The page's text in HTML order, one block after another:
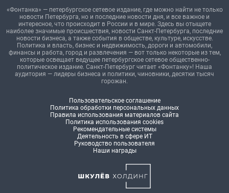
«Фонтанка» — петербургское сетевое издание, где можно найти не только
новости Петербурга, но и последние новости дня, и все важное и
интересное, что происходит в России и в мире. Здесь вы отыщете
наиболее значимые происшествия, новости Санкт-Петербурга, последние
новости бизнеса, а также события в обществе, культуре, искусстве.
Политика и власть, бизнес и недвижимость, дороги и автомобили,
финансы и работа, город и развлечения — вот только некоторые из тем,
которые освещает ведущее петербургское сетевое общественно-
политическое издание. Санкт-Петербург читает «Фонтанку»! Наша
аудитория — лидеры бизнеса и политики, чиновники, десятки тысяч
горожан.
Пользовательское соглашение
Политика обработки персональных данных
Правила использования материалов сайта
Политика использования cookies
Рекомендательные системы
Деятельность в сфере ИТ
Руководство пользователя
Наши награды